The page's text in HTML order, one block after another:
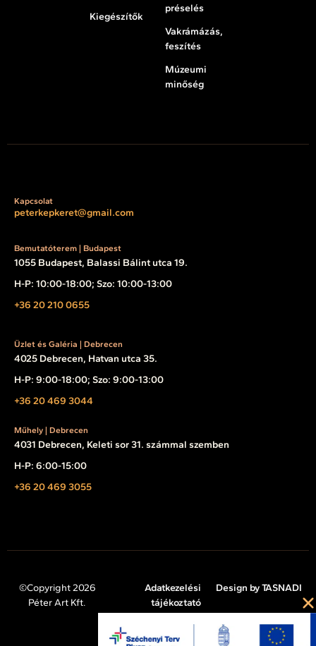
Kiegészítők
préselés
Vakrámázás,
feszítés
Múzeumi
minőség
Kapcsolat
peterkepkeret@gmail.com
Bemutatóterem | Budapest
1055 Budapest, Balassi Bálint utca 19.
H-P: 10:00-18:00; Szo: 10:00-13:00
+36 20 210 0655
Üzlet és Galéria | Debrecen
4025 Debrecen, Hatvan utca 35.
H-P: 9:00-18:00; Szo: 9:00-13:00
+36 20 469 3044
Műhely | Debrecen
4031 Debrecen, Keleti sor 31. számmal szemben
H-P: 6:00-15:00
+36 20 469 3055
©Copyright 2026
Péter Art Kft.
Adatkezelési
tájékoztató
Cookie tájékoztató
Design by TASNADI